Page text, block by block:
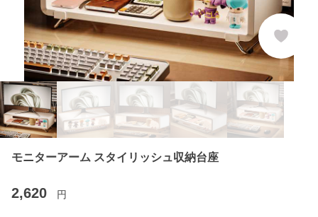
モニターアーム スタイリッシュ収納台座
2,620 円